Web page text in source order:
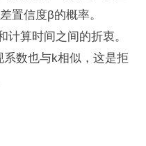
置信度β的概率。
计算时间之间的折衷。
系数也与k相似，这是拒